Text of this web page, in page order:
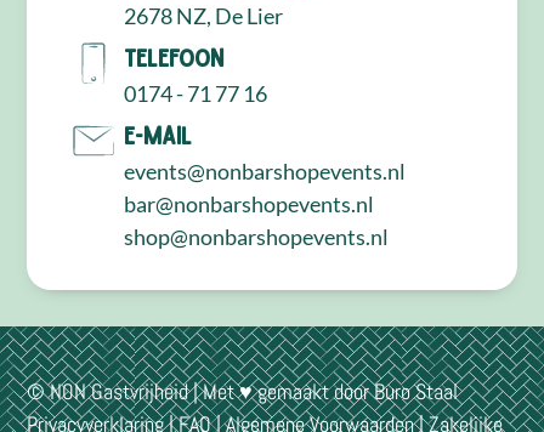
2678 NZ, De Lier
Telefoon
0174 - 71 77 16
E-mail
events@nonbarshopevents.nl
bar@nonbarshopevents.nl
shop@nonbarshopevents.nl
© NON Gastvrijheid | Met ♥ gemaakt doorBuro Staal
Privacyverklaring|FAQ|Algemene Voorwaarden|Zakelijke